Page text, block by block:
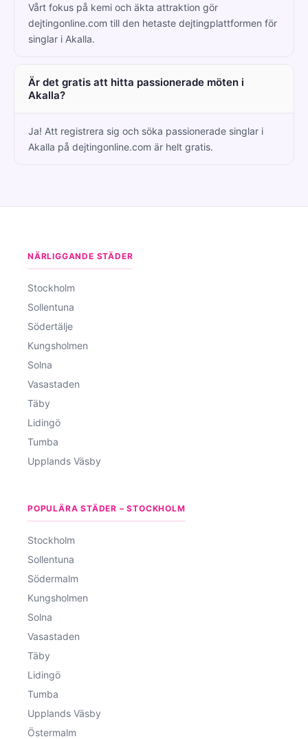
Vårt fokus på kemi och äkta attraktion gör
dejtingonline.com till den hetaste dejtingplattformen för
singlar i Akalla.
Är det gratis att hitta passionerade möten i
Akalla?
Ja! Att registrera sig och söka passionerade singlar i
Akalla på dejtingonline.com är helt gratis.
NÄRLIGGANDE STÄDER
Stockholm
Sollentuna
Södertälje
Kungsholmen
Solna
Vasastaden
Täby
Lidingö
Tumba
Upplands Väsby
POPULÄRA STÄDER – STOCKHOLM
Stockholm
Sollentuna
Södermalm
Kungsholmen
Solna
Vasastaden
Täby
Lidingö
Tumba
Upplands Väsby
Östermalm